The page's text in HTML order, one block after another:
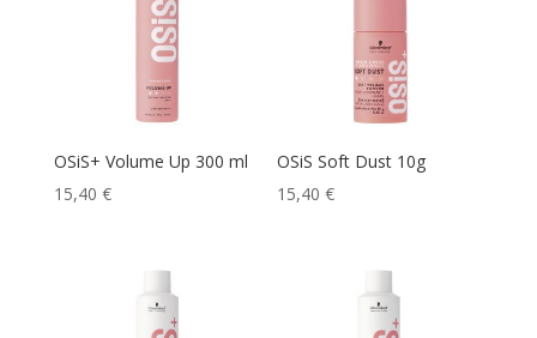
OSiS+ Volume Up 300 ml
15,40 €
OSiS Soft Dust 10g
15,40€